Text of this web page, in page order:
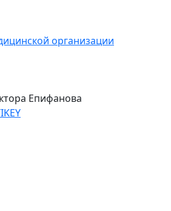
организации
Епифанова